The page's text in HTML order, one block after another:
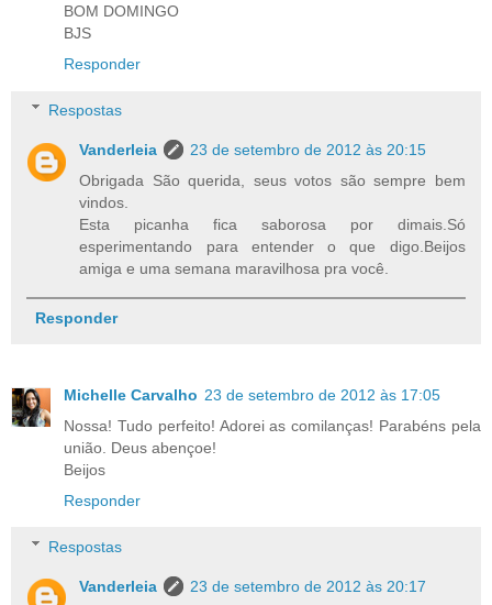
BOM DOMINGO
BJS
Responder
Respostas
Vanderleia
23 de setembro de 2012 às 20:15
Obrigada São querida, seus votos são sempre bem
vindos.
Esta picanha fica saborosa por dimais.Só
esperimentando para entender o que digo.Beijos
amiga e uma semana maravilhosa pra você.
Responder
Michelle Carvalho 23 de setembro de 2012 às 17:05
Nossa! Tudo perfeito! Adorei as comilanças! Parabéns pela
união. Deus abençoe!
Beijos
Responder
Respostas
Vanderleia
23 de setembro de 2012 às 20:17